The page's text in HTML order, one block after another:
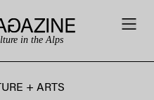
in the Alps
+ ARTS